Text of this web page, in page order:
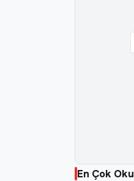
En Çok